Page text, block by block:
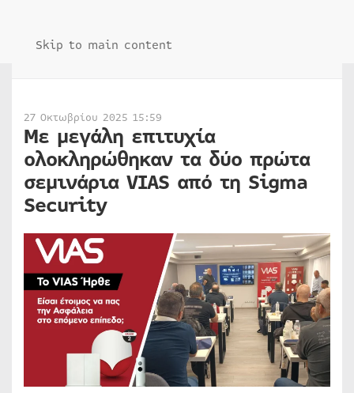
Skip to main content
27 Οκτωβρίου 2025 15:59
Με μεγάλη επιτυχία
ολοκληρώθηκαν τα δύο πρώτα
σεμινάρια VIAS από τη Sigma
Security